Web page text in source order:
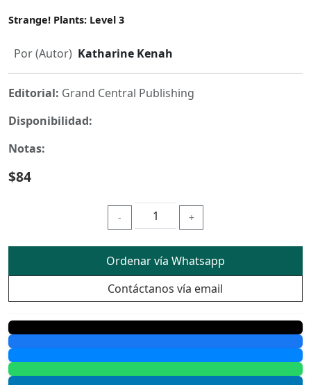
Strange! Plants: Level 3
Por (Autor) Katharine Kenah
Editorial: Grand Central Publishing
Disponibilidad:
Notas:
$84
- +
Ordenar vía Whatsapp
Contáctanos vía email